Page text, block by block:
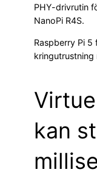
PHY-drivrutin
NanoPi R4S.
Raspberry Pi
kringutrustning
kan